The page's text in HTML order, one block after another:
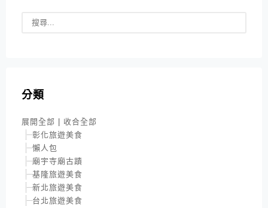
分類
展開全部 | 收合全部
彰化旅遊美食
懶人包
廟宇寺廟古蹟
基隆旅遊美食
新北旅遊美食
台北旅遊美食